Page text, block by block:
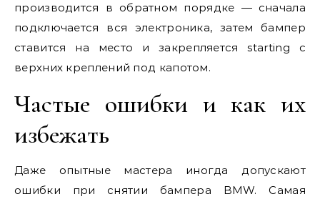
производится в обратном порядке — сначала
подключается вся электроника, затем бампер
ставится на место и закрепляется starting с
верхних креплений под капотом.
Частые ошибки и как их
избежать
Даже опытные мастера иногда допускают
ошибки при снятии бампера BMW. Самая